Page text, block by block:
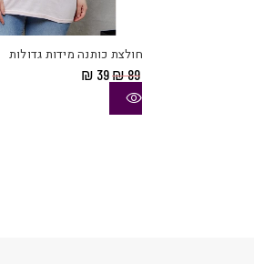
חולצת כותנה מידות גדולות
₪89
המחיר
₪ 89.
₪ 39